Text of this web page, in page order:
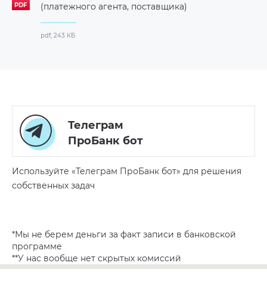
(платежного агента, поставщика)
pdf, 243 КБ
Телеграм
ПроБанк бот
Используйте «Телеграм ПроБанк бот» для решения
собственных задач
*Мы не берем деньги за факт записи в банковской
программе
**У нас вообще нет скрытых комиссий